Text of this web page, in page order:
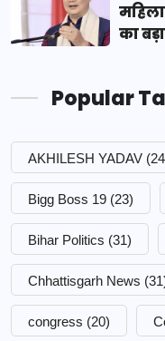
का
Popular
AKHILESH YADAV
Bigg Boss 19 (23)
Bihar Politics (31)
Chhattisgarh News
congress (20)